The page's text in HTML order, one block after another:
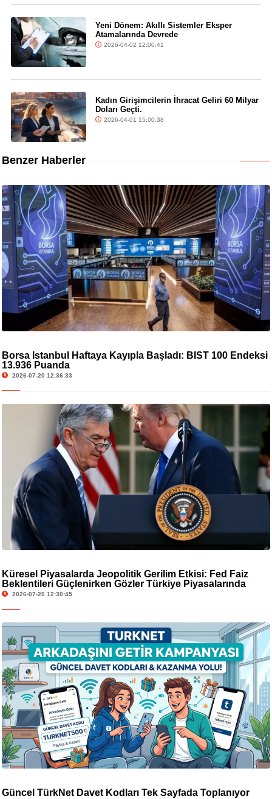
Yeni Dönem: Akıllı Sistemler Eksper
Atamalarında Devrede
2026-04-02 12:00:41
Kadın Girişimcilerin İhracat Geliri 60 Milyar
Doları Geçti.
2026-04-01 15:00:38
Benzer Haberler
Borsa İstanbul Haftaya Kayıpla Başladı: BIST 100 Endeksi
13.936 Puanda
2026-07-20 12:36:33
Küresel Piyasalarda Jeopolitik Gerilim Etkisi: Fed Faiz
Beklentileri Güçlenirken Gözler Türkiye Piyasalarında
2026-07-20 12:30:45
Güncel TürkNet Davet Kodları Tek Sayfada Toplanıyor